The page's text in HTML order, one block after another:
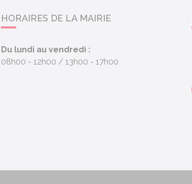
HORAIRES DE LA MAIRIE
Du lundi au vendredi :
08h00 - 12h00
13h00 - 17h00